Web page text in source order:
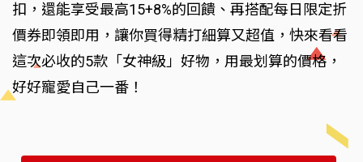
扣，還能享受最高15+8%的回饋、再搭配每日限定折
價券即領即用，讓你買得精打細算又超值，快來看看
這次必收的5款「女神級」好物，用最划算的價格，
好好寵愛自己一番！